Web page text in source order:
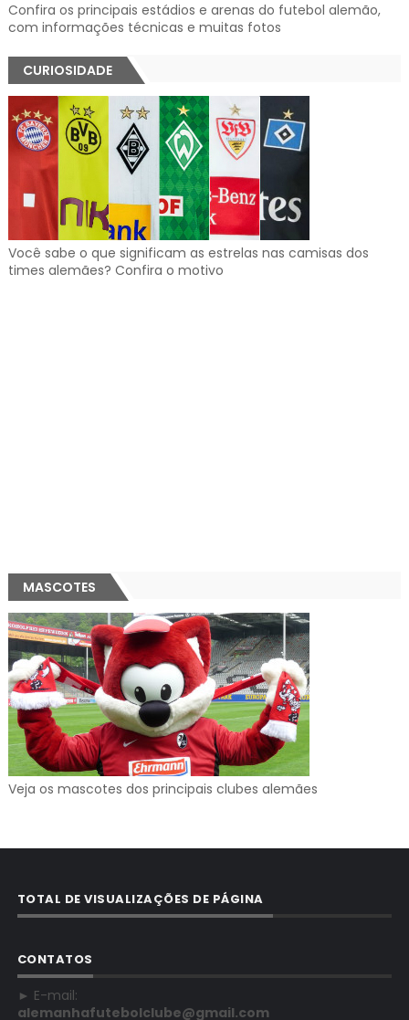
Confira os principais estádios e arenas do futebol alemão,
com informações técnicas e muitas fotos
CURIOSIDADE
Você sabe o que significam as estrelas nas camisas dos
times alemães? Confira o motivo
MASCOTES
Veja os mascotes dos principais clubes alemães
TOTAL DE VISUALIZAÇÕES DE PÁGINA
CONTATOS
► E-mail:
alemanhafutebolclube@gmail.com